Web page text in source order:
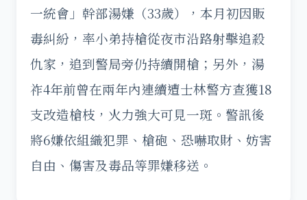
一統會」幹部湯嫌（33歲），本月初因販
毒糾紛，率小弟持槍從夜市沿路射擊追殺
仇家，追到警局旁仍持續開槍；另外，湯
祚4年前曾在兩年內連續遭士林警方查獲18
支改造槍枝，火力強大可見一斑。警訊後
將6嫌依組織犯罪、槍砲、恐嚇取財、妨害
自由、傷害及毒品等罪嫌移送。